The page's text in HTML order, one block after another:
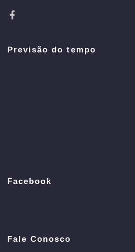
Previsão do tempo
Facebook
Fale Conosco